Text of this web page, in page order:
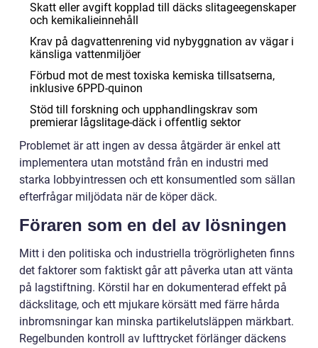
Skatt eller avgift kopplad till däcks slitageegenskaper
och kemikalieinnehåll
Krav på dagvattenrening vid nybyggnation av vägar i
känsliga vattenmiljöer
Förbud mot de mest toxiska kemiska tillsatserna,
inklusive 6PPD-quinon
Stöd till forskning och upphandlingskrav som
premierar lågslitage-däck i offentlig sektor
Problemet är att ingen av dessa åtgärder är enkel att
implementera utan motstånd från en industri med
starka lobbyintressen och ett konsumentled som sällan
efterfrågar miljödata när de köper däck.
Föraren som en del av lösningen
Mitt i den politiska och industriella trögrörligheten finns
det faktorer som faktiskt går att påverka utan att vänta
på lagstiftning. Körstil har en dokumenterad effekt på
däckslitage, och ett mjukare körsätt med färre hårda
inbromsningar kan minska partikelutsläppen märkbart.
Regelbunden kontroll av lufttrycket förlänger däckens